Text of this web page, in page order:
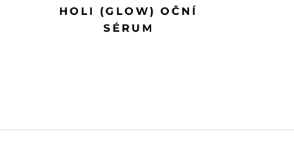
HOLI (GLOW) OČNÍ
SÉRUM